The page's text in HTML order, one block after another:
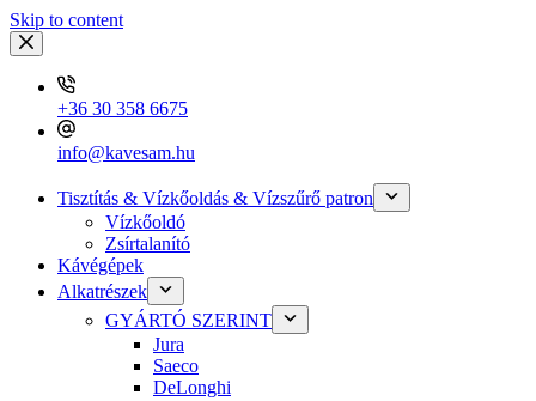
Skip to content
+36 30 358 6675
info@kavesam.hu
Tisztítás & Vízkőoldás & Vízszűrő patron
Vízkőoldó
Zsírtalanító
Kávégépek
Alkatrészek
GYÁRTÓ SZERINT
Jura
Saeco
DeLonghi